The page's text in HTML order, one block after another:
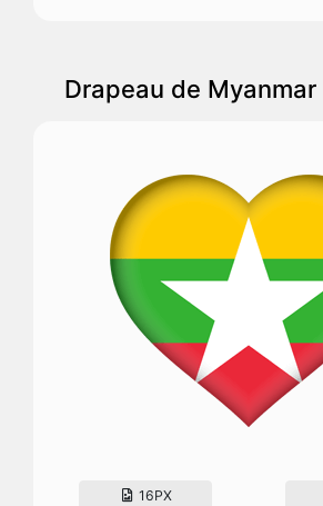
Drapeau de Myanmar
16PX